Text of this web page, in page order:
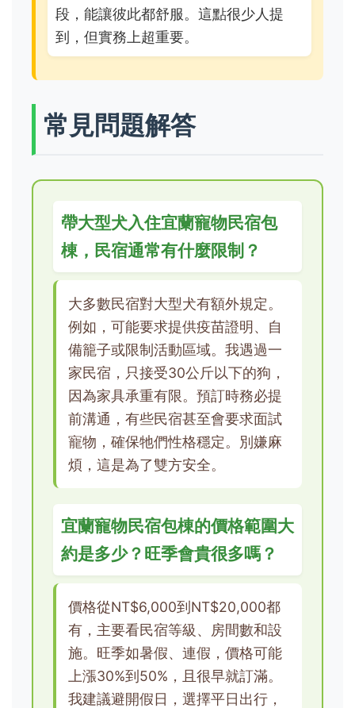
段，能讓彼此都舒服。這點很少人提
到，但實務上超重要。
常見問題解答
帶大型犬入住宜蘭寵物民宿包
棟，民宿通常有什麼限制？
大多數民宿對大型犬有額外規定。
例如，可能要求提供疫苗證明、自
備籠子或限制活動區域。我遇過一
家民宿，只接受30公斤以下的狗，
因為家具承重有限。預訂時務必提
前溝通，有些民宿甚至會要求面試
寵物，確保牠們性格穩定。別嫌麻
煩，這是為了雙方安全。
宜蘭寵物民宿包棟的價格範圍大
約是多少？旺季會貴很多嗎？
價格從NT$6,000到NT$20,000都
有，主要看民宿等級、房間數和設
施。旺季如暑假、連假，價格可能
上漲30%到50%，且很早就訂滿。
我建議避開假日，選擇平日出行，